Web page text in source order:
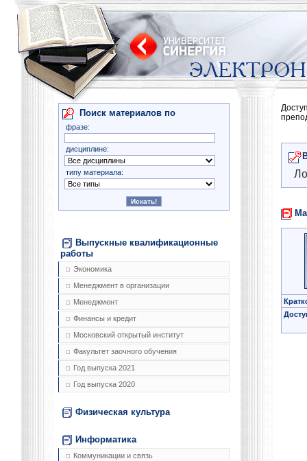
Поиск материалов по
фразе:
дисциплине:
типу материала:
Выпускные квалификационные
работы
Экономика
Менеджмент в организации
Менеджмент
Финансы и кредит
Московский открытый институт
Факультет заочного обучения
Год выпуска 2021
Год выпуска 2020
Физическая культура
Информатика
Коммуникации и связь